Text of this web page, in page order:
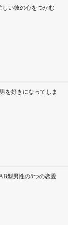
しい彼の心をつかむ
を好きになってしま
型男性の5つの恋愛